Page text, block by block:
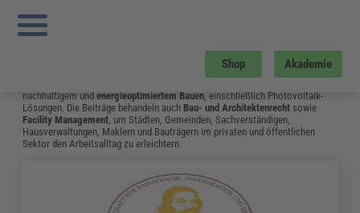
Shop Akademie
Sie sind hier:
Bau und Gebäudemanagement
Vom Neubau bis hin zum Umgang mit Bauschäden: Das Fachwissen aus dem
Bereich Bau & Gebäudemanagement unterstützt Fachleute in Bauplanung,
nachhaltigem undenergieoptimiertem Bauen, einschließlich Photovoltaik-
Lösungen. Die Beiträge behandeln auch Bau- und Architektenrecht sowie
Facility Management, um Städten, Gemeinden, Sachverständigen,
Hausverwaltungen, Maklern und Bauträgern im privaten und öffentlichen
Sektor den Arbeitsalltag zu erleichtern.